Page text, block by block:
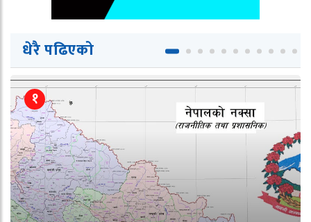
धेरै पढिएको
१